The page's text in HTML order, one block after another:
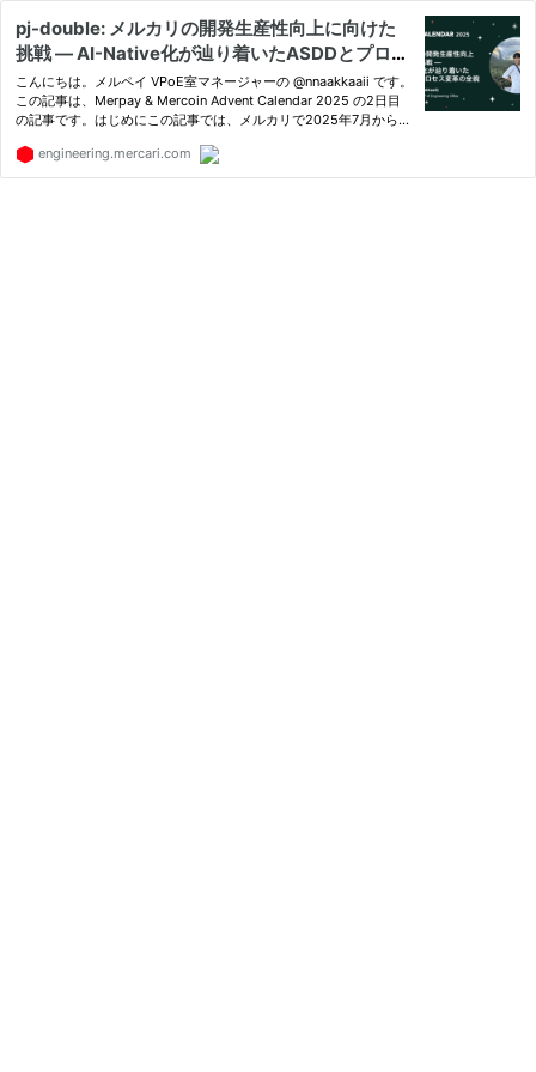
pj-double: メルカリの開発生産性向上に向けた
挑戦 — AI-Native化が辿り着いたASDDとプロセ
ス変革の全貌
こんにちは。メルペイ VPoE室マネージャーの @nnaakkaaii です。
この記事は、Merpay & Mercoin Advent Calendar 2025 の2日目
の記事です。はじめにこの記事では、メルカリで2025年7月からス
engineering.mercari.com